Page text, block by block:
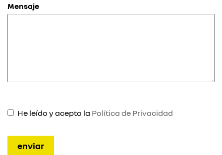
Mensaje
He leído y acepto la Política de Privacidad